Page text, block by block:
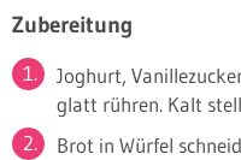
Zubereitung
Joghurt,
glatt rühren. Kalt
Brot in Würfel